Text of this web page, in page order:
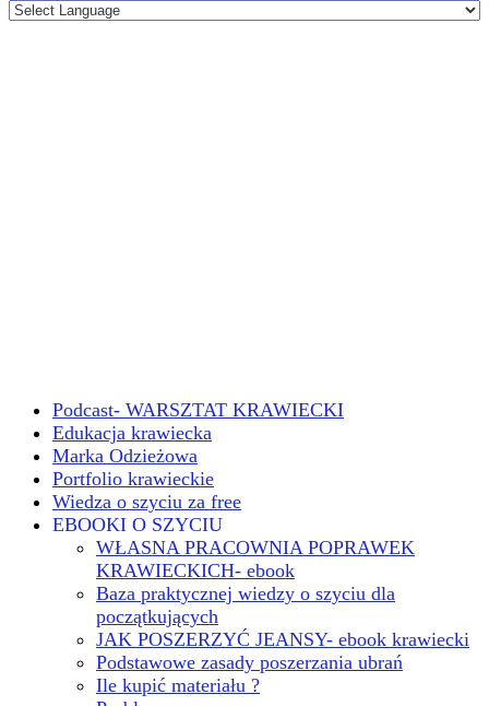
Podcast- WARSZTAT KRAWIECKI
Edukacja krawiecka
Marka Odzieżowa
Portfolio krawieckie
Wiedza o szyciu za free
EBOOKI O SZYCIU
WŁASNA PRACOWNIA POPRAWEK
KRAWIECKICH- ebook
Baza praktycznej wiedzy o szyciu dla
początkujących
JAK POSZERZYĆ JEANSY- ebook krawiecki
Podstawowe zasady poszerzania ubrań
Ile kupić materiału ?